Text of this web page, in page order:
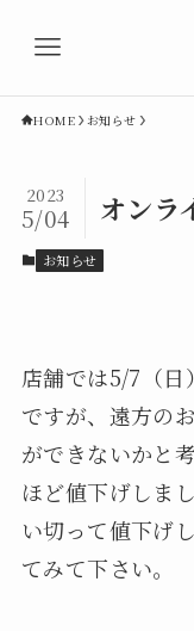
HOME お知らせ
オンラ
2023
5/04
お知らせ
店舗では5/7（
ですが、遠方の
ができないかと
ほど値下げしま
い切って値下げ
てみて下さい。